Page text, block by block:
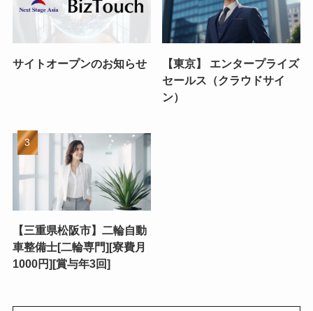
サイトオープンのお知らせ
【東京】 エンタープライズ
セールス（クラウドサイ
ン）
【三重県松阪市】二輪自動
車整備士[二輪専門][寮費月
1000円][賞与年3回]